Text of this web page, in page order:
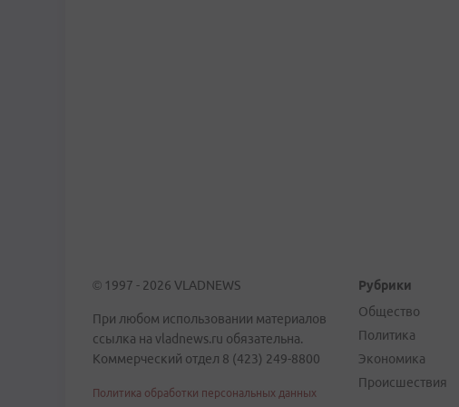
© 1997 - 2026 VLADNEWS
При любом использовании материалов
ссылка на vladnews.ru обязательна.
Коммерческий отдел 8 (423) 249-8800
Политика обработки персональных данных
Рубрики
Общество
Политика
Экономика
Происшествия